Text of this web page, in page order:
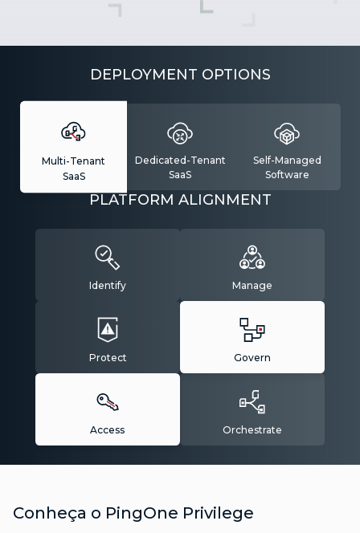
DEPLOYMENT OPTIONS
Multi-Tenant
SaaS
Dedicated-Tenant
SaaS
Self-Managed
Software
PLATFORM ALIGNMENT
Identify Manage
Protect Govern
Access Orchestrate
Conheça o PingOne Privilege